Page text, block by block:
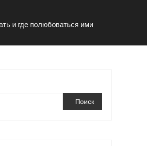
и где полюбоваться ими
Поиск